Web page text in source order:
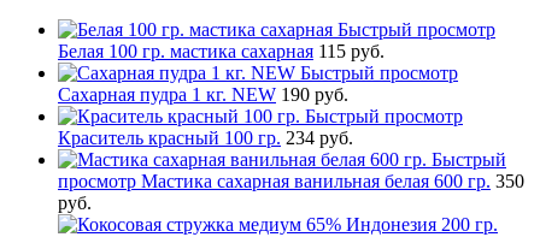
Быстрый просмотр
Белая 100 гр. мастика сахарная 115 руб.
Быстрый просмотр
Сахарная пудра 1 кг. NEW 190 руб.
Быстрый просмотр
Краситель красный 100 гр. 234 руб.
Быстрый
просмотр Мастика сахарная ванильная белая 600 гр. 350
руб.